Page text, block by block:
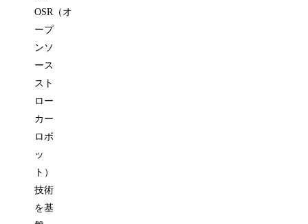
OSR（オ
ープ
ンソ
ース
スト
ロー
カー
ロボ
ッ
ト）
技術
を基